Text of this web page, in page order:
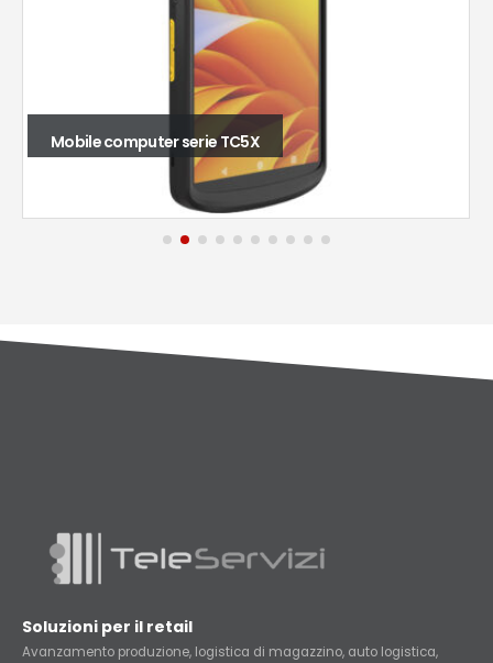
Mobile computer serie TC5X
Soluzioni per il retail
Avanzamento produzione, logistica di magazzino, auto logistica,